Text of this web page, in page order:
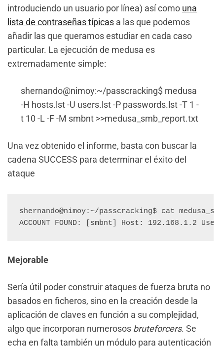
introduciendo un usuario por línea) así como una
lista de contraseñas típicas a las que podemos
añadir las que queramos estudiar en cada caso
particular. La ejecución de medusa es
extremadamente simple:
shernando@nimoy:~/passcracking$ medusa
-H hosts.lst -U users.lst -P passwords.lst -T 1 -
t 10 -L -F -M smbnt >>medusa_smb_report.txt
Una vez obtenido el informe, basta con buscar la
cadena SUCCESS para determinar el éxito del
ataque
shernando@nimoy:~/passcracking$ cat
Mejorable
Sería útil poder construir ataques de fuerza bruta no
basados en ficheros, sino en la creación desde la
aplicación de claves en función a su complejidad,
algo que incorporan numerosos bruteforcers. Se
echa en falta también un módulo para autenticación